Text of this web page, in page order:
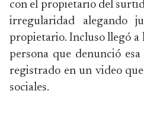
con el propietario del
irregularidad alegando
propietario. Incluso llegó a
persona que denunció
registrado en un video
sociales.